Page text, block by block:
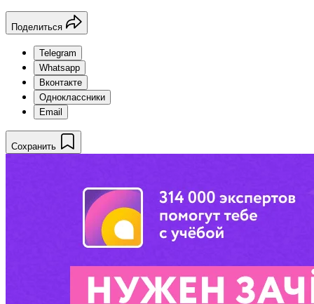
Поделиться
Telegram
Whatsapp
Вконтакте
Одноклассники
Email
Сохранить